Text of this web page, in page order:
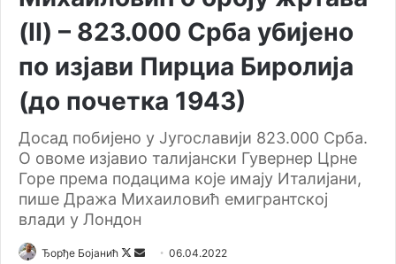
(II) – 823.000 Срба убијено
по изјави Пирциа Биролија
(до почетка 1943)
Досад побијено у Југославији 823.000 Срба.
О овоме изјавио талијански Гувернер Црне
Горе према подацима које имају Италијани,
пише Дража Михаиловић емигрантској
влади у Лондон
Ђорђе Бојанић
F
06.04.2022